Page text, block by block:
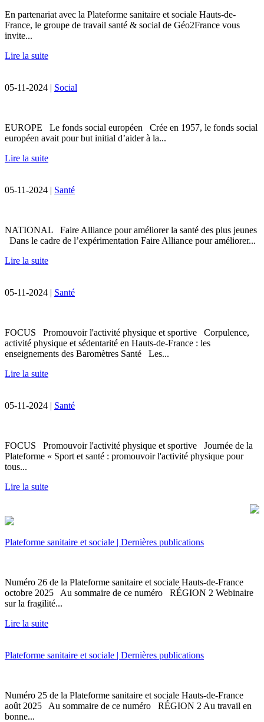
En partenariat avec la Plateforme sanitaire et sociale Hauts-de-
France, le groupe de travail santé & social de Géo2France vous
invite...
Lire la suite
05-11-2024 | Social
EUROPE Le fonds social européen Crée en 1957, le fonds social
européen avait pour but initial d’aider à la...
Lire la suite
05-11-2024 | Santé
NATIONAL Faire Alliance pour améliorer la santé des plus jeunes
Dans le cadre de l’expérimentation Faire Alliance pour améliorer...
Lire la suite
05-11-2024 | Santé
FOCUS Promouvoir l'activité physique et sportive Corpulence,
activité physique et sédentarité en Hauts-de-France : les
enseignements des Baromètres Santé Les...
Lire la suite
05-11-2024 | Santé
FOCUS Promouvoir l'activité physique et sportive Journée de la
Plateforme « Sport et santé : promouvoir l'activité physique pour
tous...
Lire la suite
Plateforme sanitaire et sociale | Dernières publications
Numéro 26 de la Plateforme sanitaire et sociale Hauts-de-France
octobre 2025 Au sommaire de ce numéro RÉGION 2 Webinaire
sur la fragilité...
Lire la suite
Plateforme sanitaire et sociale | Dernières publications
Numéro 25 de la Plateforme sanitaire et sociale Hauts-de-France
août 2025 Au sommaire de ce numéro RÉGION 2 Au travail en
bonne...